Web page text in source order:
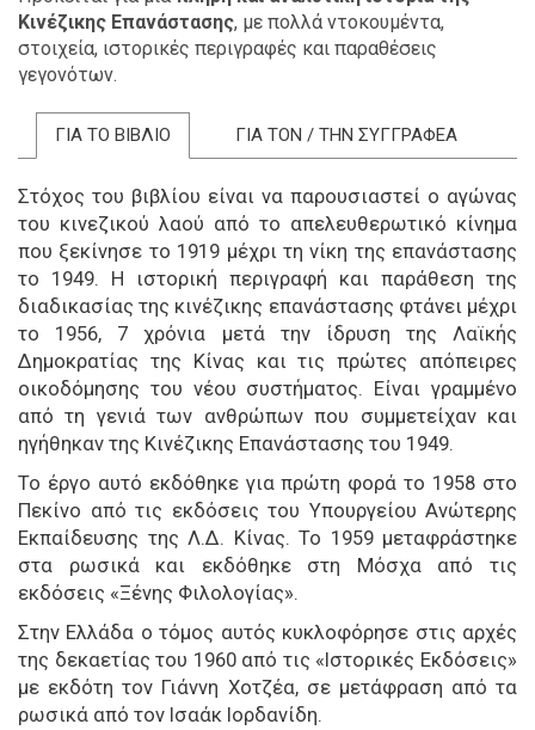
Κινέζικης Επανάστασης, με πολλά ντοκουμέντα,
στοιχεία, ιστορικές περιγραφές και παραθέσεις
γεγονότων.
ΓΙΑ ΤΟ ΒΙΒΛΙΟ ΓΙΑ ΤΟΝ / ΤΗΝ ΣΥΓΓΡΑΦΕΑ
Στόχος του βιβλίου είναι να παρουσιαστεί ο αγώνας
του κινεζικού λαού από το απελευθερωτικό κίνημα
που ξεκίνησε το 1919 μέχρι τη νίκη της επανάστασης
το 1949. Η ιστορική περιγραφή και παράθεση της
διαδικασίας της κινέζικης επανάστασης φτάνει μέχρι
το 1956, 7 χρόνια μετά την ίδρυση της Λαϊκής
Δημοκρατίας της Κίνας και τις πρώτες απόπειρες
οικοδόμησης του νέου συστήματος. Είναι γραμμένο
από τη γενιά των ανθρώπων που συμμετείχαν και
ηγήθηκαν της Κινέζικης Επανάστασης του 1949.
Το έργο αυτό εκδόθηκε για πρώτη φορά το 1958 στο
Πεκίνο από τις εκδόσεις του Υπουργείου Ανώτερης
Εκπαίδευσης της Λ.Δ. Κίνας. Το 1959 μεταφράστηκε
στα ρωσικά και εκδόθηκε στη Μόσχα από τις
εκδόσεις «Ξένης Φιλολογίας».
Στην Ελλάδα ο τόμος αυτός κυκλοφόρησε στις αρχές
της δεκαετίας του 1960 από τις «Ιστορικές Εκδόσεις»
με εκδότη τον Γιάννη Χοτζέα, σε μετάφραση από τα
ρωσικά από τον Ισαάκ Ιορδανίδη.